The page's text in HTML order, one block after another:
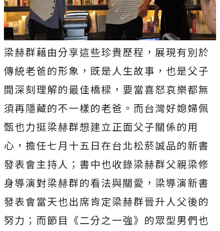
梁赫群藉由分享這些珍貴歷程，展現有別於
傳統老爸的形象，既是人生故事，也是父子
間深刻理解的最佳橋樑，要當喜怒哀樂都無
須再隱藏的不一樣的老爸。而台灣好媳婦佩
甄也力挺梁赫群想建立正面父子關係的用
心，擔任七月十五日在台北松菸誠品的新書
發表會主持人；書中也收錄梁赫群父親梁修
身導演對梁赫群的看法與關愛，梁導演新書
發表會當天也出席肯定梁赫群晉升人父後的
努力；而節目《二分之一強》的眾型男們也